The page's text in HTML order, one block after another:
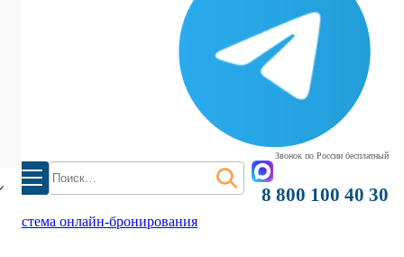
Найти:
Звонок по России бесплатный
8 800 100 40 30
система онлайн-бронирования